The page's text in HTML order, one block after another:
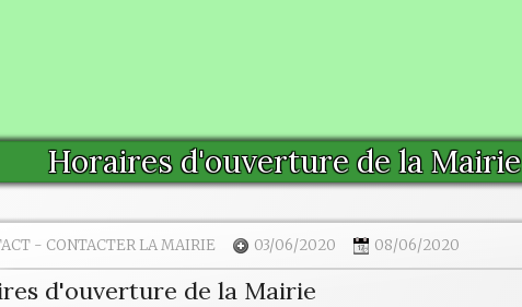
Horaires d'ouverture de la Mairie
- CONTACTER LA MAIRIE 03/06/2020 08/06/2020
d'ouverture de la Mairie